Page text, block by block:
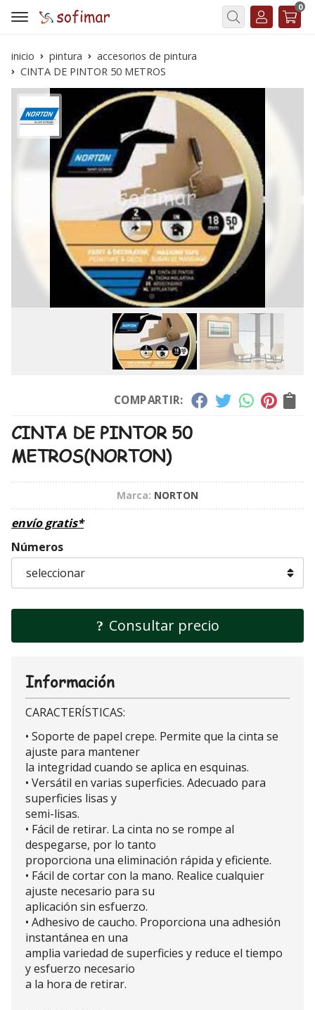
Buscar
0
inicio pintura
accesorios de pintura
CINTA DE PINTOR 50 METROS
COMPARTIR:
CINTA DE PINTOR 50
METROS(NORTON)
Marca: NORTON
envío gratis*
Números
Consultar precio
Información
CARACTERÍSTICAS:
• Soporte de papel crepe. Permite que la cinta se
ajuste para mantener
la integridad cuando se aplica en esquinas.
• Versátil en varias superficies. Adecuado para
superficies lisas y
semi-lisas.
• Fácil de retirar. La cinta no se rompe al
despegarse, por lo tanto
proporciona una eliminación rápida y eficiente.
• Fácil de cortar con la mano. Realice cualquier
ajuste necesario para su
aplicación sin esfuerzo.
• Adhesivo de caucho. Proporciona una adhesión
instantánea en una
amplia variedad de superficies y reduce el tiempo
y esfuerzo necesario
a la hora de retirar.